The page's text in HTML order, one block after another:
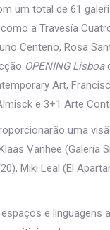
um total de 61
a Travesía
Centeno, Rosa
OPENING Lisboa
Art,
e 3+1 Arte
uma
Vanhee (Galería
Miki Leal (El
e linguagens